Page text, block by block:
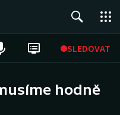
SLEDOVAT
hodně